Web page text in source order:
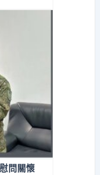
問關懷